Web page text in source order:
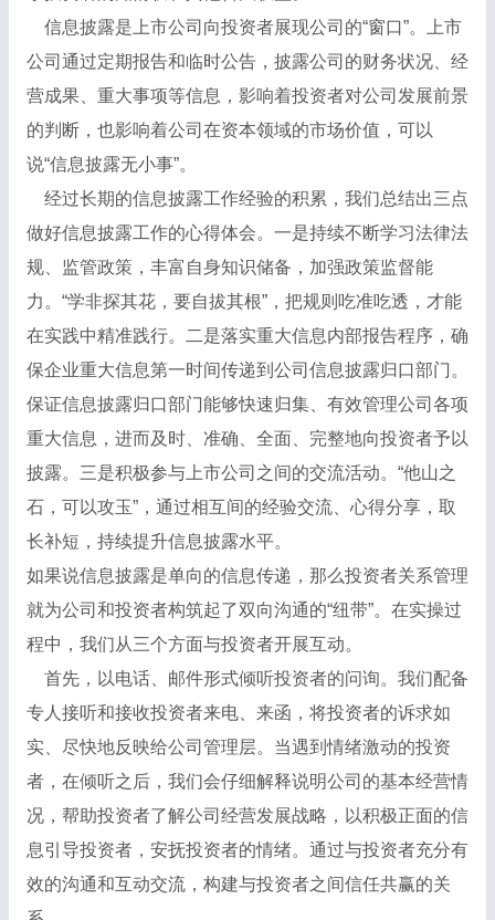
信息披露是上市公司向投资者展现公司的“窗口”。上市
公司通过定期报告和临时公告，披露公司的财务状况、经
营成果、重大事项等信息，影响着投资者对公司发展前景
的判断，也影响着公司在资本领域的市场价值，可以
说“信息披露无小事”。
经过长期的信息披露工作经验的积累，我们总结出三点
做好信息披露工作的心得体会。一是持续不断学习法律法
规、监管政策，丰富自身知识储备，加强政策监督能
力。“学非探其花，要自拔其根”，把规则吃准吃透，才能
在实践中精准践行。二是落实重大信息内部报告程序，确
保企业重大信息第一时间传递到公司信息披露归口部门。
保证信息披露归口部门能够快速归集、有效管理公司各项
重大信息，进而及时、准确、全面、完整地向投资者予以
披露。三是积极参与上市公司之间的交流活动。“他山之
石，可以攻玉”，通过相互间的经验交流、心得分享，取
长补短，持续提升信息披露水平。
如果说信息披露是单向的信息传递，那么投资者关系管理
就为公司和投资者构筑起了双向沟通的“纽带”。在实操过
程中，我们从三个方面与投资者开展互动。
首先，以电话、邮件形式倾听投资者的问询。我们配备
专人接听和接收投资者来电、来函，将投资者的诉求如
实、尽快地反映给公司管理层。当遇到情绪激动的投资
者，在倾听之后，我们会仔细解释说明公司的基本经营情
况，帮助投资者了解公司经营发展战略，以积极正面的信
息引导投资者，安抚投资者的情绪。通过与投资者充分有
效的沟通和互动交流，构建与投资者之间信任共赢的关